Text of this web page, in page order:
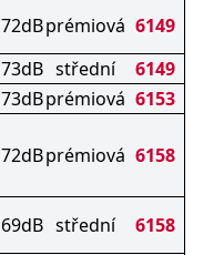
72dBprémiová 6149
73dB střední
6149
73dBprémiová 6153
72dBprémiová 6158
69dB střední
6158